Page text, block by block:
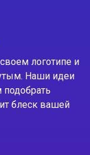
логотипе и
Наши идеи
блеск вашей